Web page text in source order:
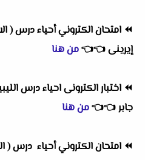
⏪ امتحان الكتروني أحياء درس (
إيرينى👈
👈من هنا
⏪ اختبار الكترونى احياء درس
جابر👈
👈من هنا
⏪ امتحان الكتروني أحياء درس (